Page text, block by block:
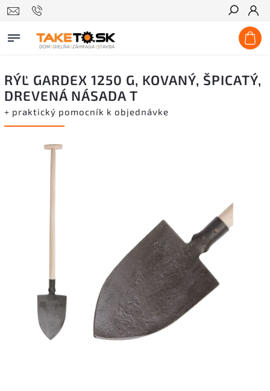
Hľadať
RÝĽ GARDEX 1250 G, KOVANÝ, ŠPICATÝ,
DREVENÁ NÁSADA T
+ praktický pomocník k objednávke